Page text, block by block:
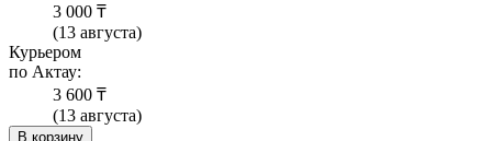
3 000 ₸
(13 августа)
Курьером
по Актау:
3 600 ₸
(13 августа)
В корзину